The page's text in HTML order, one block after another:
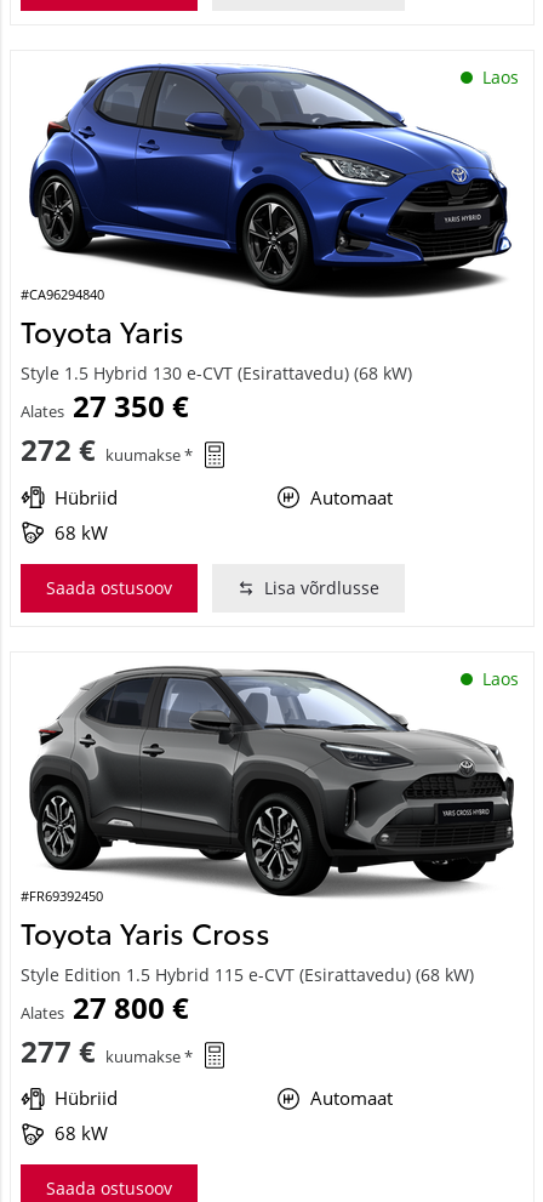
Laos
#CA96294840
Toyota Yaris
Style 1.5 Hybrid 130 e-CVT (Esirattavedu) (68 kW)
Alates 27 350 €
272 € kuumakse *
Hübriid
Automaat
68 kW
Saada ostusoov Lisa võrdlusse
Laos
#FR69392450
Toyota Yaris Cross
Style Edition 1.5 Hybrid 115 e-CVT (Esirattavedu) (68 kW)
Alates 27 800 €
277 € kuumakse *
Hübriid
Automaat
68 kW
Saada ostusoov